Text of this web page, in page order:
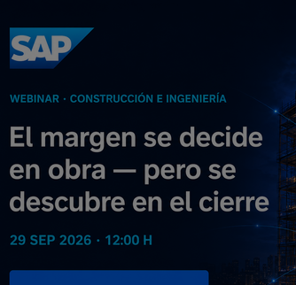
en edificación residencial
NOTICIAS
Madrid